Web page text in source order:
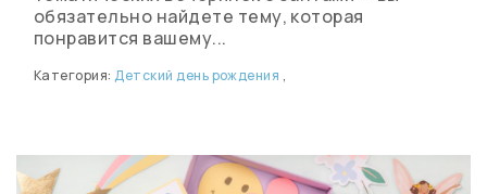
обязательно найдете тему, которая
понравится вашему...
Категория:Детский день рождения ,